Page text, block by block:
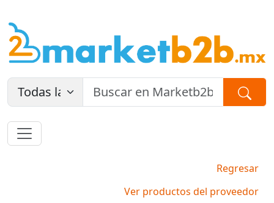
Regresar
Ver productos del proveedor